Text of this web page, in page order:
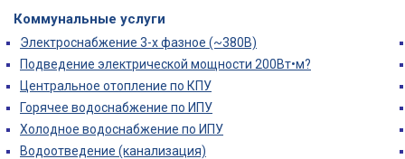
Коммунальные услуги
Электроснабжение 3-х фазное (~380В)
Подведение электрической мощности 200Вт•м?
Центральное отопление по КПУ
Горячее водоснабжение по ИПУ
Холодное водоснабжение по ИПУ
Водоотведение (канализация)